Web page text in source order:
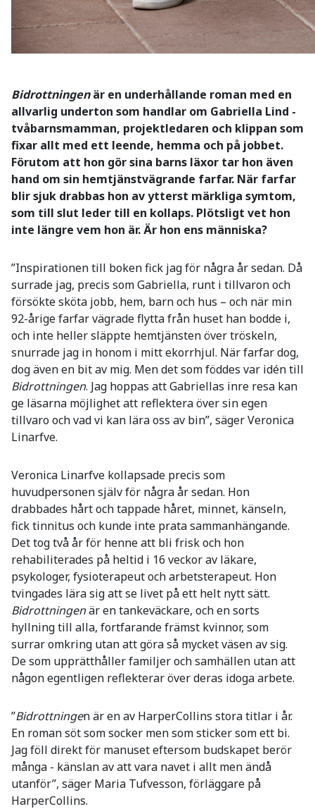
Bidrottningenär en underhållande roman med en
allvarlig underton som handlar om Gabriella Lind -
tvåbarnsmamman, projektledaren och klippan som
fixar allt med ett leende, hemma och på jobbet.
Förutom att hon gör sina barns läxor tar hon även
hand om sin hemtjänstvägrande farfar. När farfar
blir sjuk drabbas hon av ytterst märkliga symtom,
som till slut leder till en kollaps. Plötsligt vet hon
inte längre vem hon är. Är hon ens människa?
”Inspirationen till boken fick jag för några år sedan. Då
surrade jag, precis som Gabriella, runt i tillvaron och
försökte sköta jobb, hem, barn och hus – och när min
92-årige farfar vägrade flytta från huset han bodde i,
och inte heller släppte hemtjänsten över tröskeln,
snurrade jag in honom i mitt ekorrhjul. När farfar dog,
dog även en bit av mig. Men det som föddes var idén till
Bidrottningen. Jag hoppas att Gabriellas inre resa kan
ge läsarna möjlighet att reflektera över sin egen
tillvaro och vad vi kan lära oss av bin”, säger Veronica
Linarfve.
Veronica Linarfve kollapsade precis som
huvudpersonen själv för några år sedan. Hon
drabbades hårt och tappade håret, minnet, känseln,
fick tinnitus och kunde inte prata sammanhängande.
Det tog två år för henne att bli frisk och hon
rehabiliterades på heltid i 16 veckor av läkare,
psykologer, fysioterapeut och arbetsterapeut. Hon
tvingades lära sig att se livet på ett helt nytt sätt.
Bidrottningenär en tankeväckare, och en sorts
hyllning till alla, fortfarande främst kvinnor, som
surrar omkring utan att göra så mycket väsen av sig.
De som upprätthåller familjer och samhällen utan att
någon egentligen reflekterar över deras idoga arbete.
”Bidrottningen är en av HarperCollins stora titlar i år.
En roman söt som socker men som sticker som ett bi.
Jag föll direkt för manuset eftersom budskapet berör
många - känslan av att vara navet i allt men ändå
utanför”, säger Maria Tufvesson, förläggare på
HarperCollins.